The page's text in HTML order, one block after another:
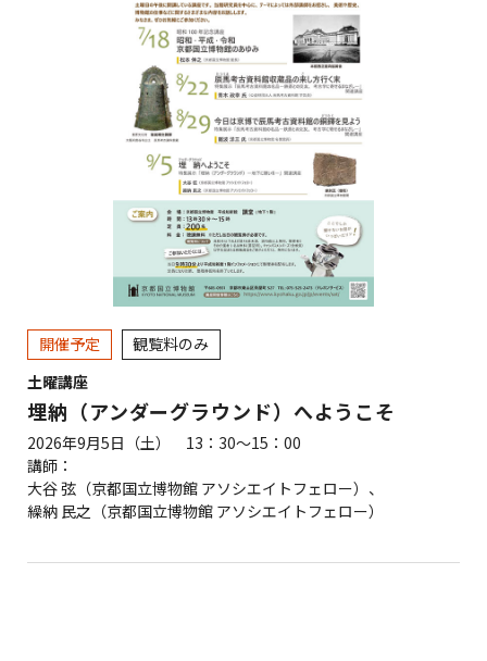
開催予定
観覧料のみ
土曜講座
埋納（アンダーグラウンド）へようこそ
2026年9月5日（土） 13：30～15：00
講師：
大谷 弦（京都国立博物館 アソシエイトフェロー）、
繰納 民之（京都国立博物館 アソシエイトフェロー）